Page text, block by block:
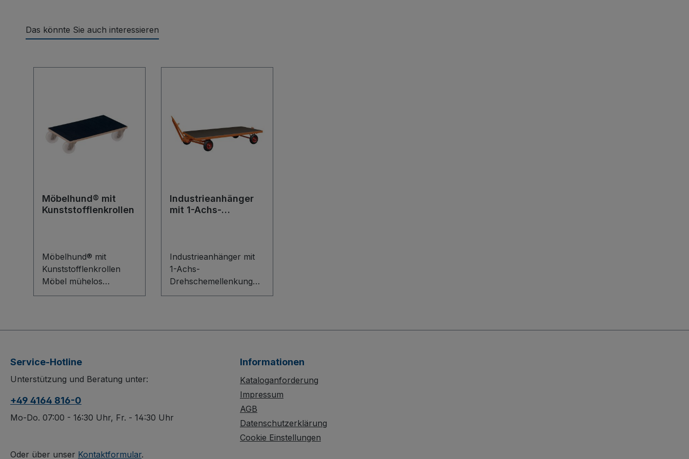
Das könnte Sie auch interessieren
Möbelhund® mit
Kunststofflenkrollen
Möbelhund® mit
Kunststofflenkrollen
Möbel mühelos
bewegen: Der
überzeugt durch eine
schwarzer
Riefengummimatte für
weißen Kunststoffräder
mit Präzisions-
sorgen für maximale
Industrieanhänger
mit 1-Achs-
Industrieanhänger mit
1-Achs-
Drehschemellenkung
Extrem robust und
Industrieanhänger mit
überzeugt durch eine
Stahlkonstruktion mit
abgerundeten Ecken,
rutschhemmender
Siebdruck-Ladefläche
Service-Hotline
Unterstützung und Beratung unter:
+49 4164 816-0
Mo-Do. 07:00 - 16:30 Uhr, Fr. - 14:30 Uhr
Oder über unser Kontaktformular.
Informationen
Kataloganforderung
Impressum
AGB
Datenschutzerklärung
Cookie Einstellungen